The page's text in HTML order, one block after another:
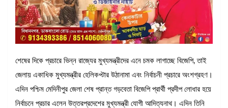
শেষের দিকে প্রচারে ভিন্ন রাজ্যের মুখ্যমন্ত্রীদের এনে চমক লাগাচ্ছে বিজেপি, তাই
জেলায় একাধিক মুখ্যমন্ত্রীর হেলিকপ্টার উঠানামা এবং নির্বাচনী প্রচারে অংশগ্রহণ।
এদিন পশ্চিম মেদিনীপুর জেলা শেষ প্রান্ত গড়বেতা বিজেপি প্রার্থী প্রদীপ লোধার হয়ে
নির্বাচনে প্রচার এলেন উত্তরপ্রদেশের মুখ্যমন্ত্রী যোগী আদিত্যনাথ। এদিন তিনি